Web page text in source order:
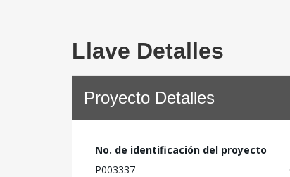
Llave Detalles
Proyecto Detalles
No. de identificación del proyecto
P003337